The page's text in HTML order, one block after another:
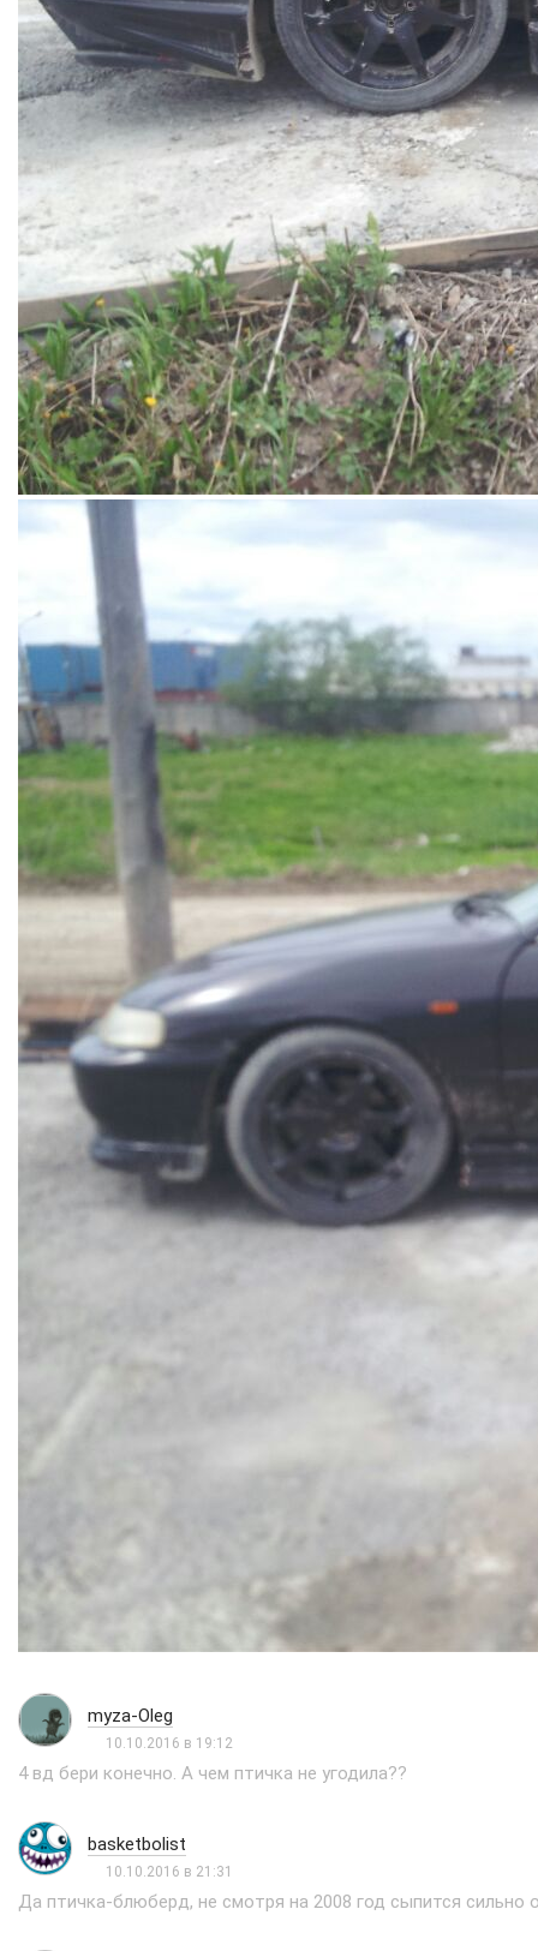
myza-Oleg
10.10.2016 в 19:12
4 вд бери конечно. А чем птичка не угодила??
basketbolist
10.10.2016 в 21:31
Да птичка-блюберд, не смотря на 2008 год сыпится сильно